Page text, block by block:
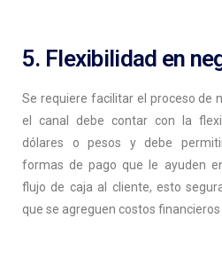
5. Flexibilidad en
Se requiere facilitar el proceso de
el canal debe contar con la
dólares o pesos y debe
formas de pago que le ayuden
flujo de caja al cliente, esto
que se agreguen costos financieros